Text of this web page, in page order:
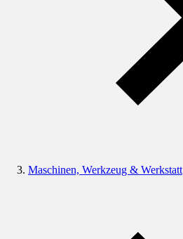
Maschinen, Werkzeug & Werkstatt